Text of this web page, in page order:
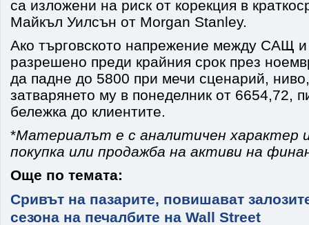
са изложени на риск от корекция в
Майкъл Уилсън от Morgan Stanley.
Ако търговското напрежение между САЩ
разрешено преди крайния срок през
да падне до 5800 при мечи сценарий,
затварянето му в понеделник от 6654,72,
бележка до клиентите.
*Материалът е с аналитичен характер
покупка или продажба на активи на
Още по темата:
Сривът на пазарите, повишават
сезона на печалбите на Wall Street